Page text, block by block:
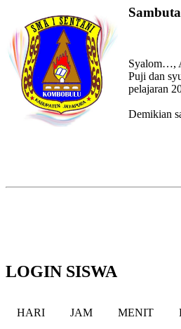
Syalom…,
Puji dan
pelajaran
Demikian
LOGIN SISWA
HARI JAM MENIT